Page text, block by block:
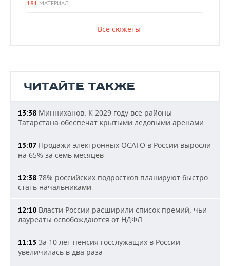
181 МАТЕРИАЛ
Все сюжеты
ЧИТАЙТЕ ТАКЖЕ
13:38 Минниханов: К 2029 году все районы
Татарстана обеспечат крытыми ледовыми аренами
13:07 Продажи электронных ОСАГО в России выросли
на 65% за семь месяцев
12:38 78% российских подростков планируют быстро
стать начальниками
12:10 Власти России расширили список премий, чьи
лауреаты освобождаются от НДФЛ
11:13 За 10 лет пенсия госслужащих в России
увеличилась в два раза